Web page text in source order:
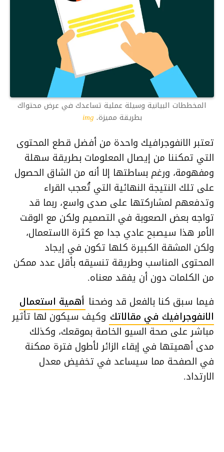
المخططات البيانية وسيلة عملية تساعدك في عرض محتواك
بطريقة مميزة. img
تعتبر الانفوجرافيك واحدة من أفضل قطع المحتوى
التي تمكننا من إيصال المعلومات بطريقة سهلة
ومفهومة، ورغم بساطتها إلا أنه من الشاق الحصول
على تلك النتيجة النهائية التي تُعجب القراء
وتدفعهم لمشاركتها على صدى واسع، ربما قد
تواجه بعض الصعوبة في التصميم ولكن مع الوقت
الأمر هذا سيصبح عادي جدا مع كثرة الاستعمال،
ولكن المشقة الكبيرة كلها تكون في إيجاد
المحتوى المناسب وطريقة تنسيقه بأقل عدد ممكن
من الكلمات دون أن يفقد معناه.
فيما سبق كنا بالفعل قد وضحنا أهمية استعمال
الانفوجرافيك في مقالاتك وكيف سيكون لها تأثير
مباشر على صحة السيو الخاصة بموقعك، وكذلك
مدى أهميتها في إبقاء الزائر لأطول فترة ممكنة
في الصفحة مما سيساعد في تخفيض معدل
الارتداد.